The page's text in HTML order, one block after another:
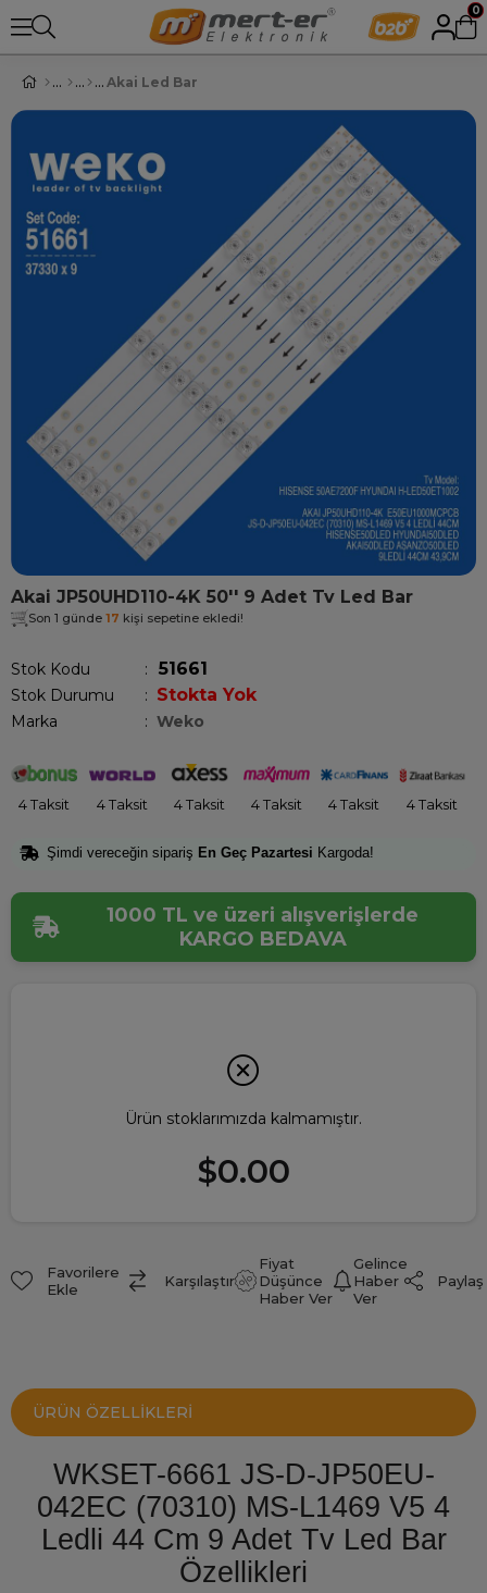
0
Akai Led Bar
Akai JP50UHD110-4K 50'' 9 Adet Tv Led Bar
Son 1 günde 17 kişi sepetine ekledi!
Stok Kodu 51661
Stok Durumu : Stokta Yok
Marka : Weko
4 Taksit 4 Taksit 4 Taksit 4 Taksit 4 Taksit 4 Taksit
Şimdi vereceğin sipariş En Geç Pazartesi Kargoda!
1000 TL ve üzeri alışverişlerde
KARGO BEDAVA
Ürün stoklarımızda kalmamıştır.
$0.00
Favorilere
Ekle
Karşılaştır
Fiyat
Düşünce
Haber Ver
Gelince
Haber
Ver
Paylaş
ÜRÜN ÖZELLIKLERI
WKSET-6661 JS-D-JP50EU-
042EC (70310) MS-L1469 V5 4
Ledli 44 Cm 9 Adet Tv Led Bar
Özellikleri